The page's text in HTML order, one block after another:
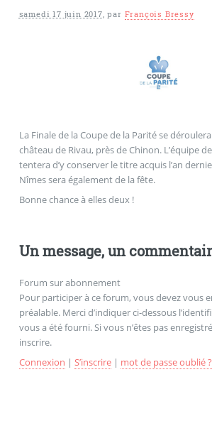
samedi 17 juin 2017,par François Bressy
La Finale de la Coupe de la Parité se
château de Rivau, près de Chinon. L’équipe
tentera d’y conserver le titre acquis l’an
Nîmes sera également de la fête.
Bonne chance à elles deux !
Un message, un
Forum sur abonnement
Pour participer à ce forum, vous devez vous
préalable. Merci d’indiquer ci-dessous
vous a été fourni. Si vous n’êtes pas
inscrire.
Connexion | S’inscrire| mot de passe oublié ?